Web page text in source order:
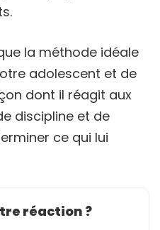
la méthode idéale
adolescent et de
dont il réagit aux
discipline et de
ce qui lui
réaction ?